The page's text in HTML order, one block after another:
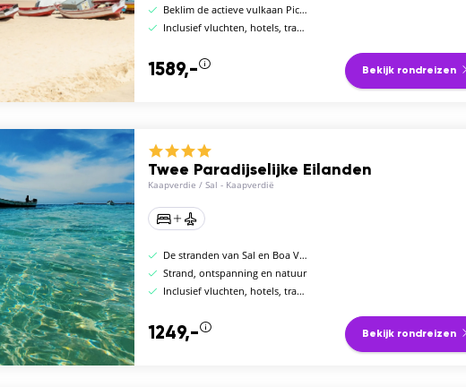
Beklim de actieve vulkaan Pico do Fogo
Inclusief vluchten, hotels, transfers en ontbijt
1589,- Bekijk rondreizen
Twee Paradijselijke Eilanden
Kaapverdie / Sal - Kaapverdië
De stranden van Sal en Boa Vista
Strand, ontspanning en natuur
Inclusief vluchten, hotels, transfers en ontbijt
1249,- Bekijk rondreizen